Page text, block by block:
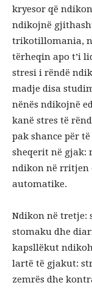
kryesor që
ndikojnë
trikotillomania,
tërheqin apo t’i
stresi i rëndë
madje disa
nënës ndikojnë
kanë stres të
pak shance për
sheqerit në gjak:
ndikon në rritjen
automatike.
Ndikon në tretje:
stomaku dhe
kapsllëkut
lartë të gjakut:
zemrës dhe